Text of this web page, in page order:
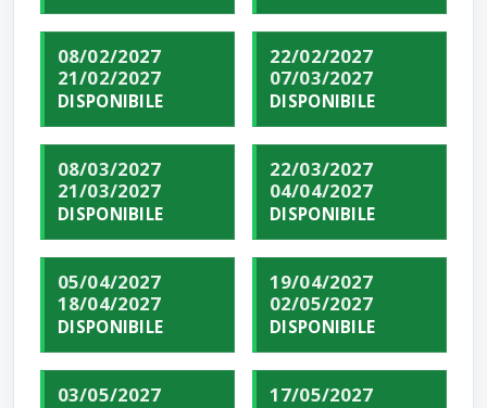
08/02/2027
21/02/2027
DISPONIBILE
22/02/2027
07/03/2027
DISPONIBILE
08/03/2027
21/03/2027
DISPONIBILE
22/03/2027
04/04/2027
DISPONIBILE
05/04/2027
18/04/2027
DISPONIBILE
19/04/2027
02/05/2027
DISPONIBILE
03/05/2027
17/05/2027